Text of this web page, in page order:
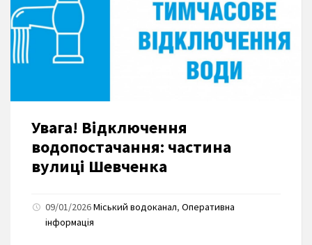
Увага! Відключення
водопостачання: частина
вулиці Шевченка
09/01/2026Міський водоканал, Оперативна
інформація